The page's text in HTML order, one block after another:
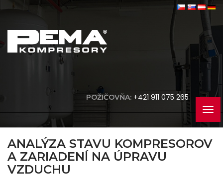
POŽIČOVŇA: +421 911 075 265
ANALÝZA STAVU KOMPRESOROV
A ZARIADENÍ NA ÚPRAVU
VZDUCHU